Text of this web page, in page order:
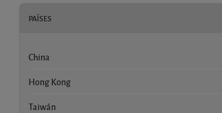
PAÍSES
China
Hong Kong
Taiwán